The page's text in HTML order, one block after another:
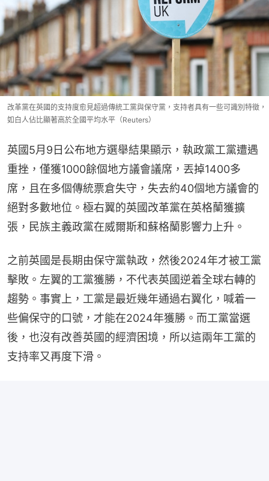
改革黨在英國的支持度愈見超過傳統工黨與保守黨，支持者具有一些可識別特徵，
如白人佔比顯著高於全國平均水平（Reuters）
英國5月9日公布地方選舉結果顯示，執政黨工黨遭遇
重挫，僅獲1000餘個地方議會議席，丟掉1400多
席，且在多個傳統票倉失守，失去約40個地方議會的
絕對多數地位。極右翼的英國改革黨在英格蘭獲擴
張，民族主義政黨在威爾斯和蘇格蘭影響力上升。
之前英國是長期由保守黨執政，然後2024年才被工黨
擊敗。左翼的工黨獲勝，不代表英國逆着全球右轉的
趨勢。事實上，工黨是最近幾年通過右翼化，喊着一
些偏保守的口號，才能在2024年獲勝。而工黨當選
後，也沒有改善英國的經濟困境，所以這兩年工黨的
支持率又再度下滑。